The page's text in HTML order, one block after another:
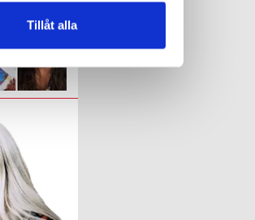
Tillåt alla